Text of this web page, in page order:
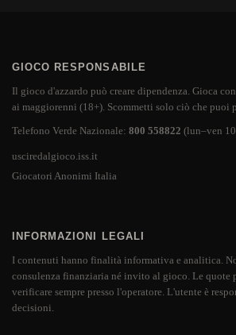
GIOCO RESPONSABILE
Il gioco d'azzardo può creare dipendenza. Gioca
ai maggiorenni (18+). Scommetti solo ciò che puoi
Telefono Verde Nazionale: 800 558822 (lun–ven
usciredalgioco.iss.it
Giocatori Anonimi Italia
INFORMAZIONI LEGALI
I contenuti hanno finalità informativa e analitica.
consulenza finanziaria né invito al gioco. Le quote
verificare sempre presso l'operatore. L'utente è
decisioni.